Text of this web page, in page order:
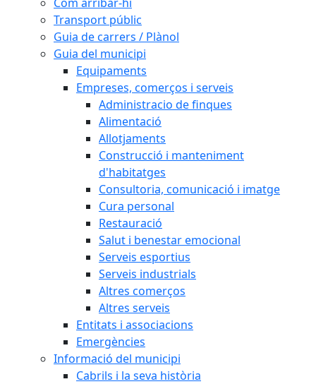
Transport públic
Guia de carrers / Plànol
Guia del municipi
Equipaments
Empreses, comerços i serveis
Administracio de finques
Alimentació
Allotjaments
Construcció i manteniment
d'habitatges
Consultoria, comunicació i imatge
Cura personal
Restauració
Salut i benestar emocional
Serveis esportius
Serveis industrials
Altres comerços
Altres serveis
Entitats i associacions
Emergències
Informació del municipi
Cabrils i la seva història